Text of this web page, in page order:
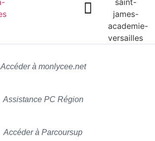
Accéder à monlycee.net
Assistance PC Région
Accéder à Parcoursup